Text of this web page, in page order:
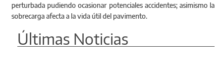
perturbada pudiendo ocasionar potenciales accidentes; asimismo la
sobrecarga afecta a la vida útil del pavimento.
Últimas Noticias